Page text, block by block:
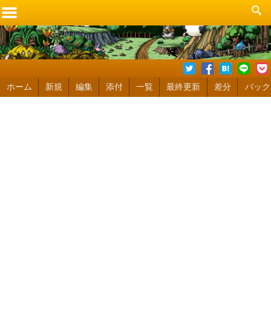
ホーム 新規 編集 添付 一覧 最終更新 差分 バッ